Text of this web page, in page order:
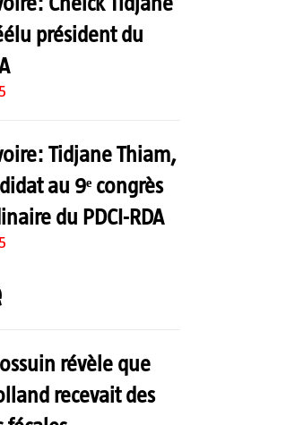
président du
Tidjane Thiam,
au 9ᵉ congrès
du PDCI-RDA
révèle que
recevait des